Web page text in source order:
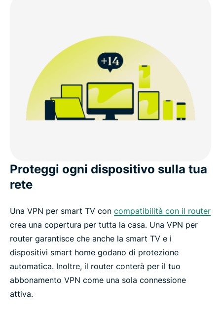
Proteggi ogni dispositivo sulla tua
rete
Una VPN per smart TV con compatibilità con il router
crea una copertura per tutta la casa. Una VPN per
router garantisce che anche la smart TV e i
dispositivi smart home godano di protezione
automatica. Inoltre, il router conterà per il tuo
abbonamento VPN come una sola connessione
attiva.